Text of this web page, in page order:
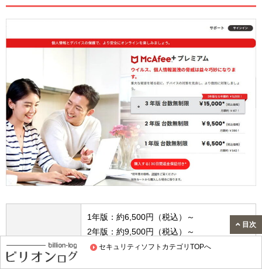
セキュリティソフトカテゴリTOPへ
価格
1年版：約6,500円（税込）～
2年版：約9,500円（税込）～
3年版：約15.000円（税込）～
目次